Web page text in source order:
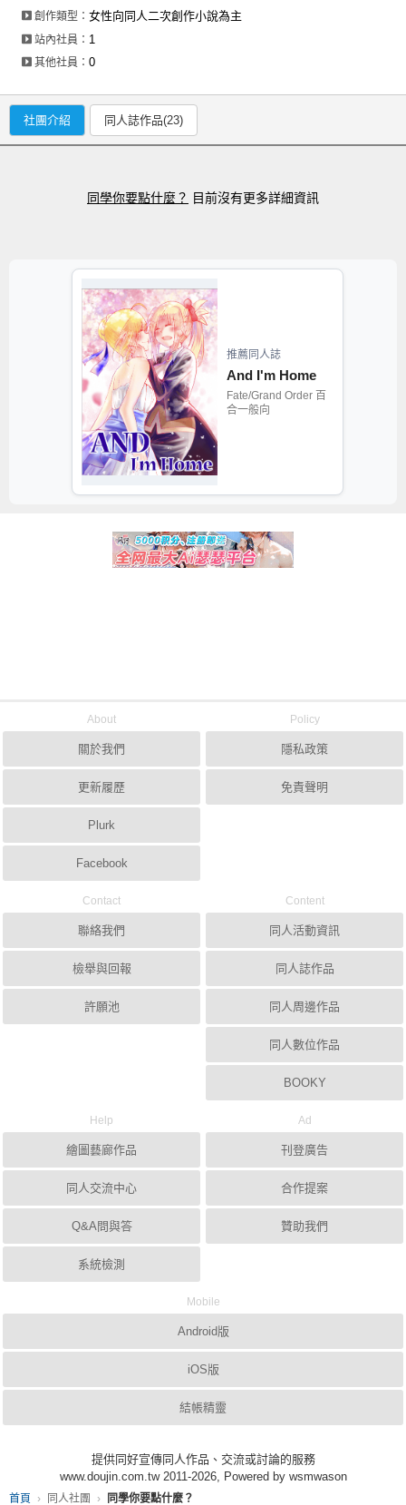
首頁 同人社團 同學你要點什麼？
創作類型：女性向同人二次創作小說為主
站內社員： 1
其他社員：0
社團介紹 同人誌作品(23)
同學你要點什麼？ 目前沒有更多詳細資訊
推薦同人誌
And I'm Home
Fate/Grand Order 百
合一般向
About
關於我們
更新履歷
Plurk
Facebook
Policy
隱私政策
免責聲明
Contact
聯絡我們
檢舉與回報
許願池
Content
同人活動資訊
同人誌作品
同人周邊作品
同人數位作品
BOOKY
Help
繪圖藝廊作品
同人交流中心
Q&A問與答
系統檢測
Ad
刊登廣告
合作提案
贊助我們
Mobile
Android版
iOS版
結帳精靈
提供同好宣傳同人作品、交流或討論的服務
www.doujin.com.tw 2011-2026, Powered by wsmwason